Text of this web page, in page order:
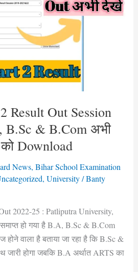
Result Out Session
B.Sc & B.Com अभी
Download
News, Bihar School Examination
, University/Banty
2022-25 : Patliputra University,
हो गया है B.A, B.Sc & B.Com
वाला है बताया जा रहा है कि B.Sc &
जारी होगा जबकि B.A अर्थात ARTS का